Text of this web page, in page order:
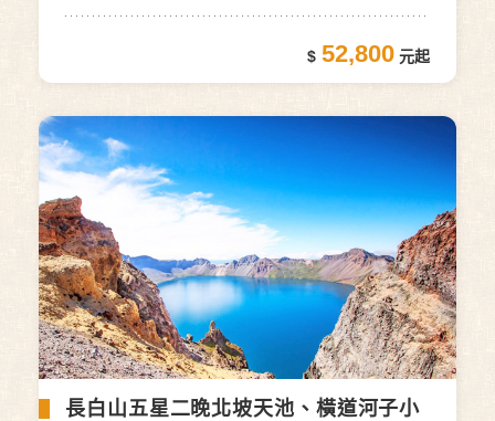
(自由行)
52,800
長白山五星二晚北坡天池、橫道河子小